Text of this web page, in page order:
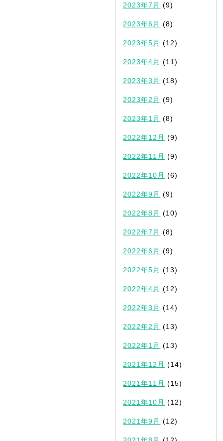
2023年7月 (9)
2023年6月 (8)
2023年5月 (12)
2023年4月 (11)
2023年3月 (18)
2023年2月 (9)
2023年1月 (8)
2022年12月 (9)
2022年11月 (9)
2022年10月 (6)
2022年9月 (9)
2022年8月 (10)
2022年7月 (8)
2022年6月 (9)
2022年5月 (13)
2022年4月 (12)
2022年3月 (14)
2022年2月 (13)
2022年1月 (13)
2021年12月 (14)
2021年11月 (15)
2021年10月 (12)
2021年9月 (12)